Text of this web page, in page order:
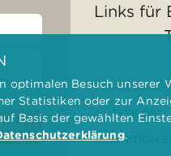
Links für
GÜTESIEGEL
DEFINITION
optimalen Besuch
Statistiken oder zur
Basis der gewählten
.